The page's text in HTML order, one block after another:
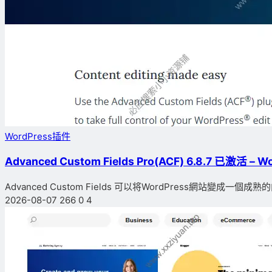
WordPress插件
Advanced Custom Fields Pro(ACF) 6.8.7 已激活 –
Advanced Custom Fields 可以将WordPress網站變成一個成熟
2026-08-07 266 0 4